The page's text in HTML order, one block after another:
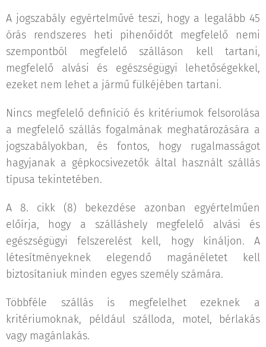
A jogszabály egyértelművé teszi, hogy a legalább 45
órás rendszeres heti pihenőidőt megfelelő nemi
szempontból megfelelő szálláson kell tartani,
megfelelő alvási és egészségügyi lehetőségekkel,
ezeket nem lehet a jármű fülkéjében tartani.
Nincs megfelelő definíció és kritériumok felsorolása
a megfelelő szállás fogalmának meghatározására a
jogszabályokban, és fontos, hogy rugalmasságot
hagyjanak a gépkocsivezetők által használt szállás
típusa tekintetében.
A 8. cikk (8) bekezdése azonban egyértelműen
előírja, hogy a szálláshely megfelelő alvási és
egészségügyi felszerelést kell, hogy kínáljon. A
létesítményeknek elegendő magánéletet kell
biztosítaniuk minden egyes személy számára.
Többféle szállás is megfelelhet ezeknek a
kritériumoknak, például szálloda, motel, bérlakás
vagy magánlakás.